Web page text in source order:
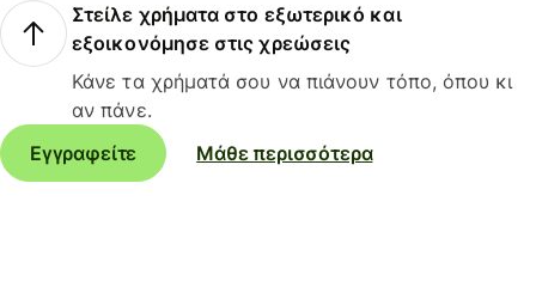
Στείλε χρήματα στο εξωτερικό και
εξοικονόμησε στις χρεώσεις
Κάνε τα χρήματά σου να πιάνουν τόπο, όπου κι
αν πάνε.
Εγγραφείτε
Μάθε περισσότερα